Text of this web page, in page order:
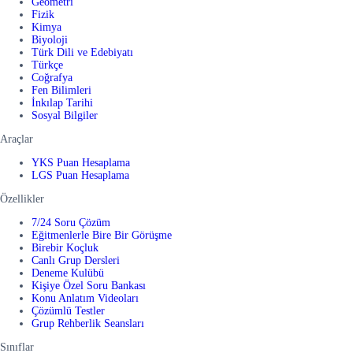
Fizik
Kimya
Biyoloji
Türk Dili ve Edebiyatı
Türkçe
Coğrafya
Fen Bilimleri
İnkılap Tarihi
Sosyal Bilgiler
Araçlar
YKS Puan Hesaplama
LGS Puan Hesaplama
Özellikler
7/24 Soru Çözüm
Eğitmenlerle Bire Bir Görüşme
Birebir Koçluk
Canlı Grup Dersleri
Deneme Kulübü
Kişiye Özel Soru Bankası
Konu Anlatım Videoları
Çözümlü Testler
Grup Rehberlik Seansları
Sınıflar